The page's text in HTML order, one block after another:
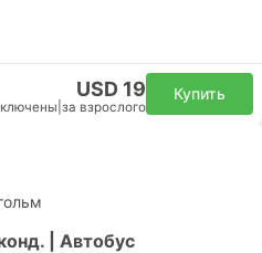
USD 19
за взрослого
Купить
| Автобус